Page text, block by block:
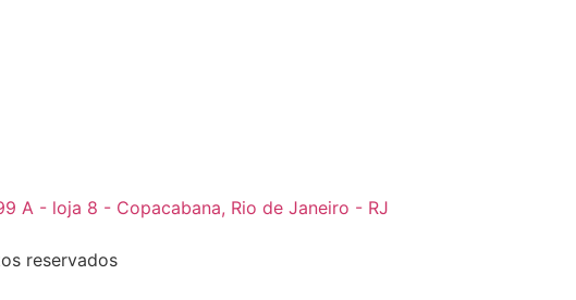
A - loja 8 - Copacabana, Rio de Janeiro - RJ
reservados